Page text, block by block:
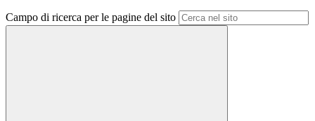
Campo di ricerca per le pagine del sito